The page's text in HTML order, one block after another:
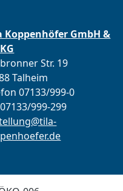
Koppenhöfer GmbH &
Str. 19
Talheim
07133/999-0
999-299